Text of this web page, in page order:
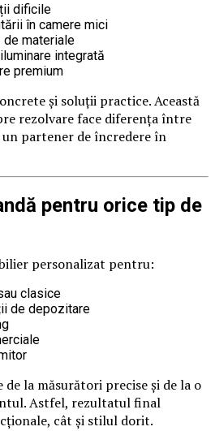
dificile
în camere mici
materiale
integrată
premium
și soluții practice. Această
rezolvare face diferența între
partener de încredere în
pentru orice tip de
personalizat pentru:
clasice
de depozitare
la măsurători precise și de la o
Astfel, rezultatul final
cât și stilul dorit.